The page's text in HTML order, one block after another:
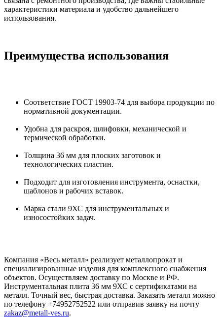
характеристики материала и удобство дальнейшего
использования.
Преимущества использования
Соответствие ГОСТ 19903-74 для выбора продукции по
нормативной документации.
Удобна для раскроя, шлифовки, механической и
термической обработки.
Толщина 36 мм для плоских заготовок и
технологических пластин.
Подходит для изготовления инструмента, оснастки,
шаблонов и рабочих вставок.
Марка стали 9ХС для инструментальных и
износостойких задач.
Компания «Весь металл» реализует металлопрокат и
специализированные изделия для комплексного снабжения
объектов. Осуществляем доставку по Москве и РФ.
Инструментальная плита 36 мм 9ХС с сертификатами на
металл. Точный вес, быстрая доставка. Заказать металл можно
по телефону +74952752522 или отправив заявку на почту
zakaz@metall-ves.ru.